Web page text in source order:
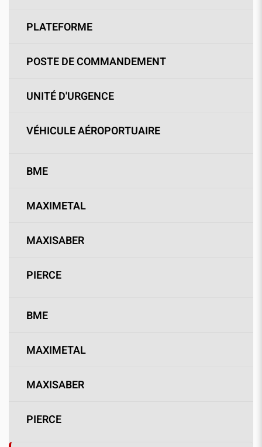
PLATEFORME
POSTE DE COMMANDEMENT
UNITÉ D'URGENCE
VÉHICULE AÉROPORTUAIRE
BME
MAXIMETAL
MAXISABER
PIERCE
BME
MAXIMETAL
MAXISABER
PIERCE